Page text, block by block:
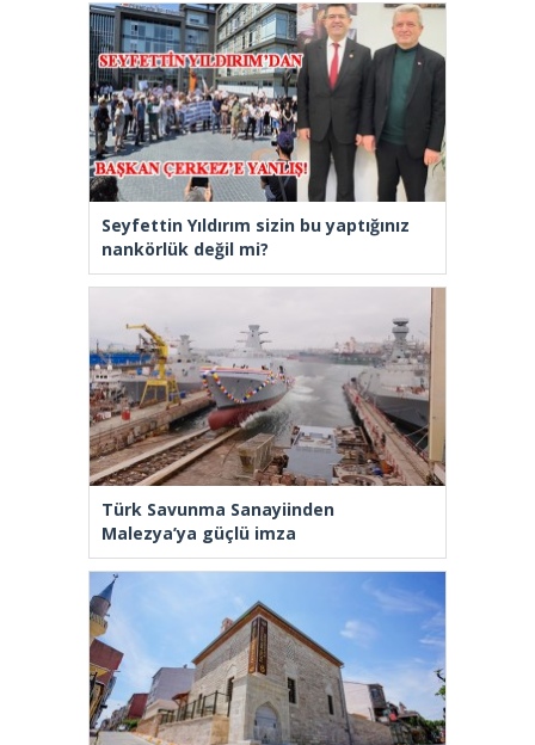
Seyfettin Yıldırım sizin bu yaptığınız
nankörlük değil mi?
Türk Savunma Sanayiinden
Malezya’ya güçlü imza